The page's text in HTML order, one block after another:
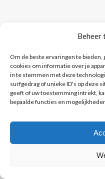
Beheer
Om de beste ervaringen te
cookies om informatie over je
in te stemmen met deze
surfgedrag of unieke ID's op deze
geeft of uw toestemming intrekt,
bepaalde functies en